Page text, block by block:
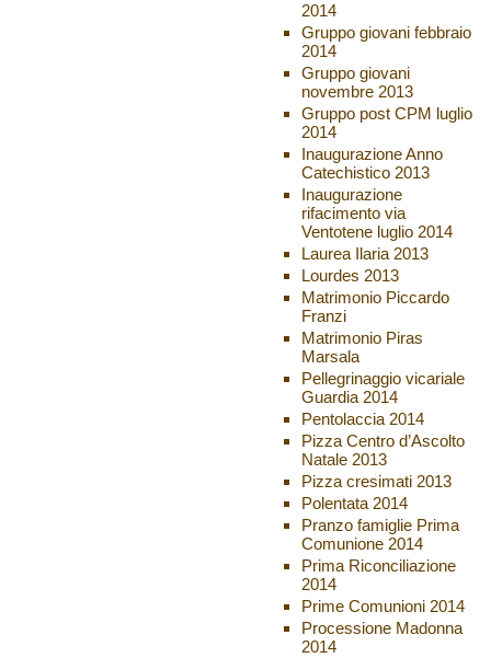
2014
Gruppo giovani febbraio
2014
Gruppo giovani
novembre 2013
Gruppo post CPM luglio
2014
Inaugurazione Anno
Catechistico 2013
Inaugurazione
rifacimento via
Ventotene luglio 2014
Laurea Ilaria 2013
Lourdes 2013
Matrimonio Piccardo
Franzi
Matrimonio Piras
Marsala
Pellegrinaggio vicariale
Guardia 2014
Pentolaccia 2014
Pizza Centro d’Ascolto
Natale 2013
Pizza cresimati 2013
Polentata 2014
Pranzo famiglie Prima
Comunione 2014
Prima Riconciliazione
2014
Prime Comunioni 2014
Processione Madonna
2014